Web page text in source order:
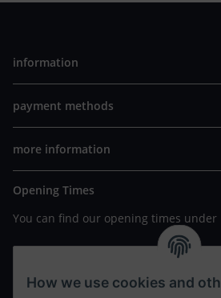
information
payment methods
more information
Opening Times
You can find our opening times under
https://www.wannavapor.de/Filialen
your personal site
How we use cookies and